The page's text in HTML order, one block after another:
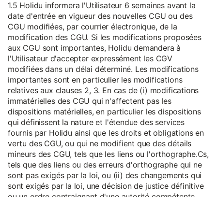
1.5 Holidu informera l'Utilisateur 6 semaines avant la
date d'entrée en vigueur des nouvelles CGU ou des
CGU modifiées, par courrier électronique, de la
modification des CGU. Si les modifications proposées
aux CGU sont importantes, Holidu demandera à
l'Utilisateur d'accepter expressément les CGV
modifiées dans un délai déterminé. Les modifications
importantes sont en particulier les modifications
relatives aux clauses 2, 3. En cas de (i) modifications
immatérielles des CGU qui n'affectent pas les
dispositions matérielles, en particulier les dispositions
qui définissent la nature et l'étendue des services
fournis par Holidu ainsi que les droits et obligations en
vertu des CGU, ou qui ne modifient que des détails
mineurs des CGU, tels que les liens ou l'orthographe.Cs,
tels que des liens ou des erreurs d'orthographe qui ne
sont pas exigés par la loi, ou (ii) des changements qui
sont exigés par la loi, une décision de justice définitive